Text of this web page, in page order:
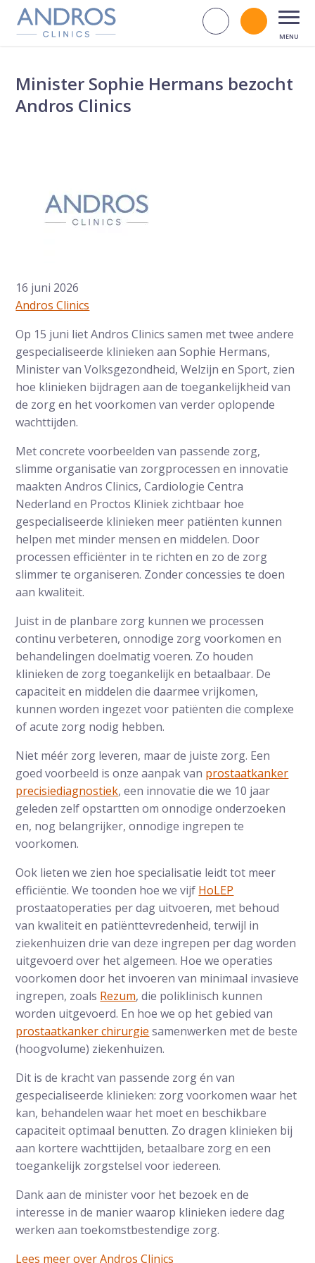
Navigatie overslaan
Zoek op
Bel
Minister Sophie Hermans bezocht
Andros Clinics
16 juni 2026
Andros Clinics
Op 15 juni liet Andros Clinics samen met twee andere
gespecialiseerde klinieken aan Sophie Hermans,
Minister van Volksgezondheid, Welzijn en Sport, zien
hoe klinieken bijdragen aan de toegankelijkheid van
de zorg en het voorkomen van verder oplopende
wachttijden.
Met concrete voorbeelden van passende zorg,
slimme organisatie van zorgprocessen en innovatie
maakten Andros Clinics, Cardiologie Centra
Nederland en Proctos Kliniek zichtbaar hoe
gespecialiseerde klinieken meer patiënten kunnen
helpen met minder mensen en middelen. Door
processen efficiënter in te richten en zo de zorg
slimmer te organiseren. Zonder concessies te doen
aan kwaliteit.
Juist in de planbare zorg kunnen we processen
continu verbeteren, onnodige zorg voorkomen en
behandelingen doelmatig voeren. Zo houden
klinieken de zorg toegankelijk en betaalbaar. De
capaciteit en middelen die daarmee vrijkomen,
kunnen worden ingezet voor patiënten die complexe
of acute zorg nodig hebben.
Niet méér zorg leveren, maar de juiste zorg. Een
goed voorbeeld is onze aanpak van prostaatkanker
precisiediagnostiek, een innovatie die we 10 jaar
geleden zelf opstartten om onnodige onderzoeken
en, nog belangrijker, onnodige ingrepen te
voorkomen.
Ook lieten we zien hoe specialisatie leidt tot meer
efficiëntie. We toonden hoe we vijf HoLEP
prostaatoperaties per dag uitvoeren, met behoud
van kwaliteit en patiënttevredenheid, terwijl in
ziekenhuizen drie van deze ingrepen per dag worden
uitgevoerd over het algemeen. Hoe we operaties
voorkomen door het invoeren van minimaal invasieve
ingrepen, zoals Rezum, die poliklinisch kunnen
worden uitgevoerd. En hoe we op het gebied van
prostaatkanker chirurgie samenwerken met de beste
(hoogvolume) ziekenhuizen.
Dit is de kracht van passende zorg én van
gespecialiseerde klinieken: zorg voorkomen waar het
kan, behandelen waar het moet en beschikbare
capaciteit optimaal benutten. Zo dragen klinieken bij
aan kortere wachttijden, betaalbare zorg en een
toegankelijk zorgstelsel voor iedereen.
Dank aan de minister voor het bezoek en de
interesse in de manier waarop klinieken iedere dag
werken aan toekomstbestendige zorg.
Lees meer over Andros Clinics